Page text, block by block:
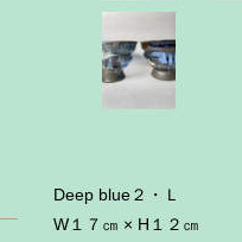
Deep blue２・Ｌ
W１７㎝ × H１２㎝